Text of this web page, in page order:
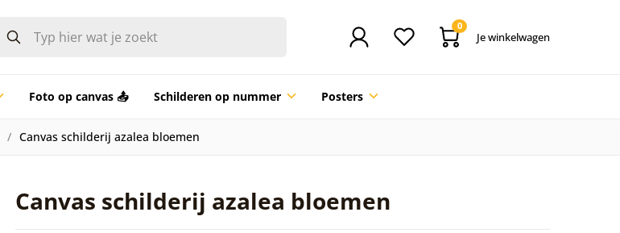
0
Je winkelwagen
Foto op canvas 📤 Schilderen op nummer Posters
Canvas schilderij azalea bloemen
Canvas schilderij azalea bloemen